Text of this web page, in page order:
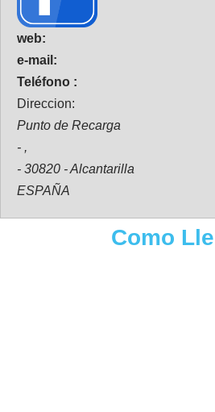
web:
e-mail:
Teléfono :
Direccion:
Punto de Recarga
- ,
- 30820 - Alcantarilla
ESPAÑA
Como